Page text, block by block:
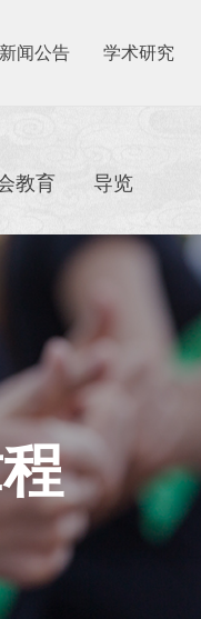
新闻公告 学术研究
教育 导览